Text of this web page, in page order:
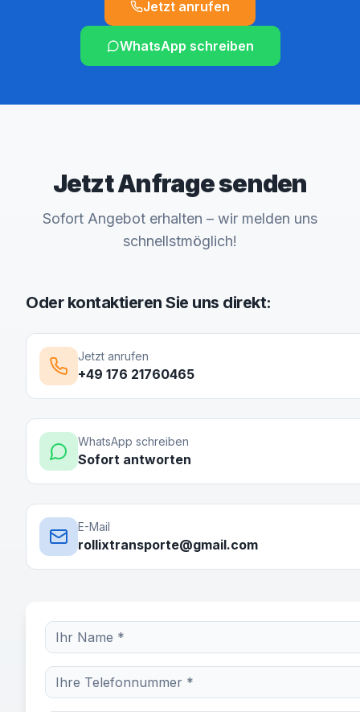
Jetzt anrufen
WhatsApp schreiben
Jetzt Anfrage senden
Sofort Angebot erhalten – wir melden uns
schnellstmöglich!
Oder kontaktieren Sie uns direkt:
Jetzt anrufen
+49 176 21760465
WhatsApp schreiben
Sofort antworten
E-Mail
rollixtransporte@gmail.com